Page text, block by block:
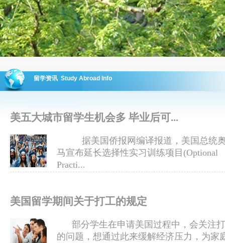
留学资讯 Study Abroad Info
美五大城市留学生机会多 毕业后可...
据美国侨报网编译报道，美国总统
马宣布延长选择性实习训练项目(Optional
Practi...
美国留学期间关于打工的规定
部分学生在申请美国过程中，会关注
的问题，想通过此来缓解经济压力，为家